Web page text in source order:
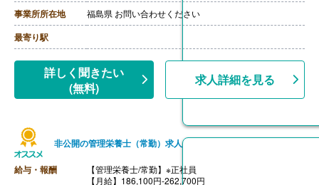
【賞与】年2回（計3.00ヶ月分）※前年度実績
【通勤手当】あり（上限18,500円/月）
【退職金】あり※共済加入
事業所所在地 福島県 お問い合わせください
最寄り駅
詳しく聞きたい
(無料)
求人詳細を見る
非公開の管理栄養士（常勤）求人
給与・報酬
【管理栄養士/常勤】※正社員
【月給】186,100円-262,700円